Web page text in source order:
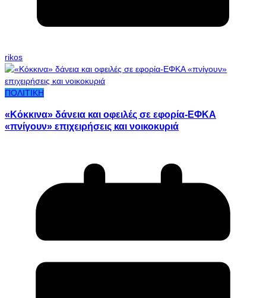
rikos
ΠΟΛΙΤΙΚΗ
«Κόκκινα» δάνεια και οφειλές σε εφορία-ΕΦΚΑ
«πνίγουν» επιχειρήσεις και νοικοκυριά